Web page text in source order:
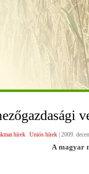
hírek Uniós hírek 2009.
A magyar